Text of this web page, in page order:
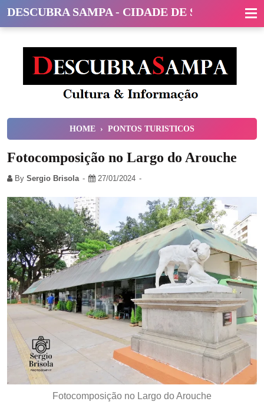
DESCUBRA SAMPA - CIDADE DE SÃO PAULO
HOME › PONTOS TURISTICOS
Fotocomposição no Largo do Arouche
By Sergio Brisola 27/01/2024
Fotocomposição no Largo do Arouche